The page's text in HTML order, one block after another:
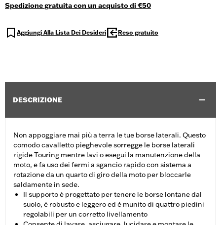
Spedizione gratuita con un acquisto di €50
Aggiungi Alla Lista Dei Desideri Reso gratuito
DESCRIZIONE
Non appoggiare mai più a terra le tue borse laterali. Questo
comodo cavalletto pieghevole sorregge le borse laterali
rigide Touring mentre lavi o esegui la manutenzione della
moto, e fa uso dei fermi a sgancio rapido con sistema a
rotazione da un quarto di giro della moto per bloccarle
saldamente in sede.
Il supporto è progettato per tenere le borse lontane dal
suolo, è robusto e leggero ed è munito di quattro piedini
regolabili per un corretto livellamento